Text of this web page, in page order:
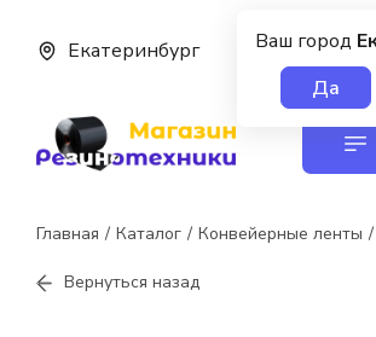
Ваш город
Да
Екатеринбург
Главная Каталог Конвейерные ленты
Вернуться назад